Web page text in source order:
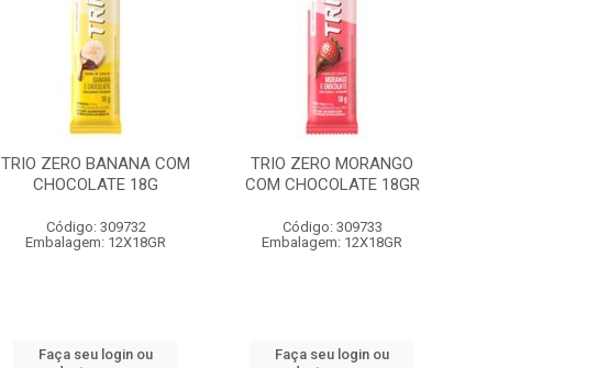
TRIO ZERO BANANA COM
CHOCOLATE 18G
Código: 309732
Embalagem: 12X18GR
Faça seu login ou
TRIO ZERO MORANGO
COM CHOCOLATE 18GR
Código: 309733
Embalagem: 12X18GR
Faça seu login ou